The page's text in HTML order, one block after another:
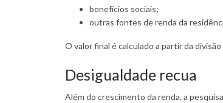
benefícios sociais;
outras fontes de renda da
O valor final é calculado a partir da
Desigualdade recua
Além do crescimento da renda, a